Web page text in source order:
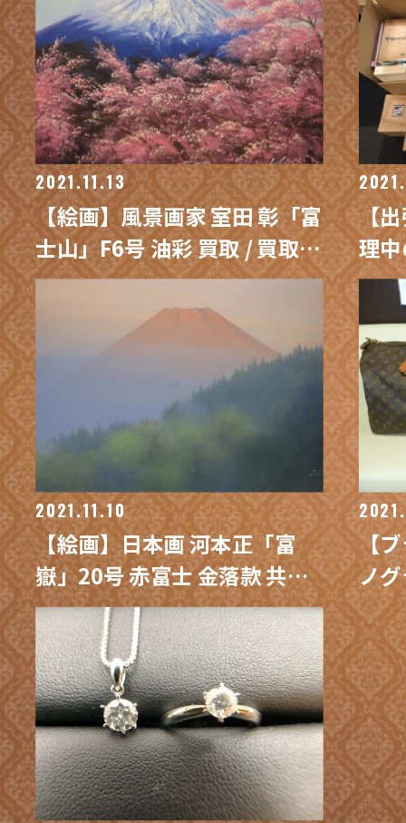
2021.11.13
【絵画】風景画家 室田 彰「富
士山」F6号 油彩 買取 / 買取専
門 金沢買取プラザ
【
理
た
専
2021.11.10
【絵画】日本画 河本正「富
嶽」20号 赤富士 金落款 共シ
ール付 買取 / 買取専門 金沢買
取プラザ
【
ノ
ィ
沢